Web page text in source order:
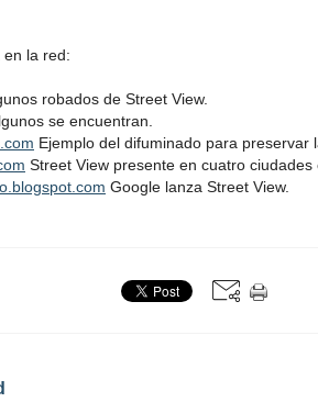
en la red:
robados de Street View.
se encuentran.
Ejemplo del difuminado para preservar
Street View presente en cuatro ciudades
Google lanza Street View.